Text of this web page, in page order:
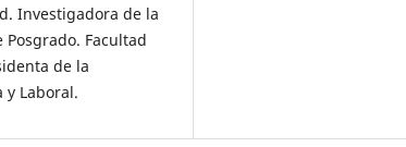
Investigadora de la
Facultad
de la
y Laboral.